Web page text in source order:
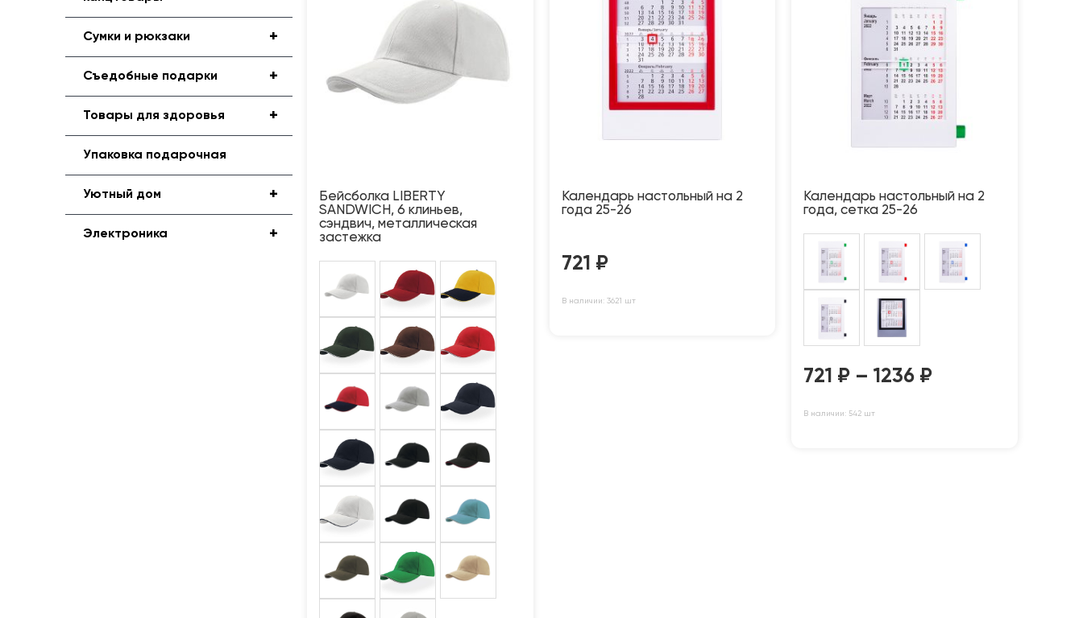
+
Сумки и рюкзаки
+
Съедобные подарки
+
Товары для здоровья
Упаковка подарочная
+
Уютный дом
+
Электроника
Бейсболка LIBERTY
SANDWICH, 6 клиньев,
сэндвич, металлическая
застежка
Календарь настольный на 2
года 25-26
721 ₽
В наличии: 3621 шт
Календарь настольный на 2
года, сетка 25-26
721 ₽ –1236 ₽
В наличии: 542 шт